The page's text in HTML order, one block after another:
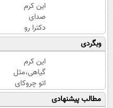
این کرم
صدای
دکترا رو
در اورده
😳
چون
دیگه
نیازی
نداری
بوتاکس
وبگردی
این کرم
گیاهی،مثل
اتو چروکای
پوستتوصاف
میکنه!50%تخفیف
مطالب پیشنهادی